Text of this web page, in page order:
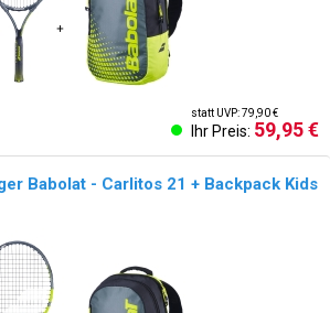
statt UVP: 79,90 €
Ihr Preis: 59,95 €
Babolat - Carlitos 21 + Backpack Kids